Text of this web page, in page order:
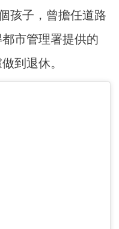
孩子，曾擔任道路
市管理署提供的
到退休。